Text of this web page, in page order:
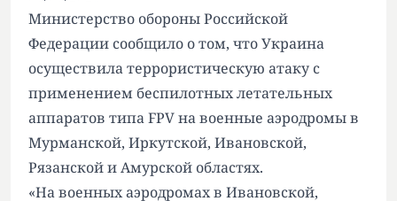
Министерство обороны Российской
Федерации сообщило о том, что Украина
осуществила террористическую атаку с
применением беспилотных летательных
аппаратов типа FPV на военные аэродромы в
Мурманской, Иркутской, Ивановской,
Рязанской и Амурской областях.
«На военных аэродромах в Ивановской,